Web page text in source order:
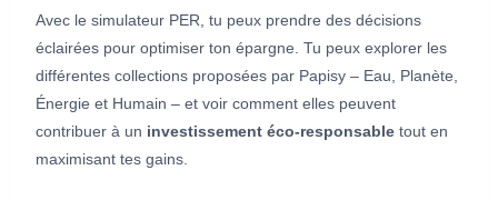
Avec le simulateur PER, tu peux prendre des décisions
éclairées pour optimiser ton épargne. Tu peux explorer les
différentes collections proposées par Papisy – Eau, Planète,
Énergie et Humain – et voir comment elles peuvent
contribuer à un investissement éco-responsable tout en
maximisant tes gains.